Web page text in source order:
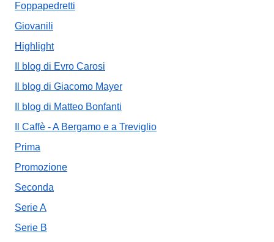
Foppapedretti
Giovanili
Highlight
Il blog di Evro Carosi
Il blog di Giacomo Mayer
Il blog di Matteo Bonfanti
Il Caffè - A Bergamo e a Treviglio
Prima
Promozione
Seconda
Serie A
Serie B